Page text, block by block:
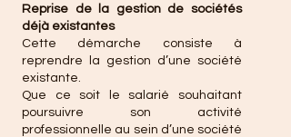
Reprise de la gestion de sociétés
déjà existantes
Cette démarche consiste à
reprendre la gestion d’une société
existante.
Que ce soit le salarié souhaitant
poursuivre son activité
professionnelle au sein d’une société